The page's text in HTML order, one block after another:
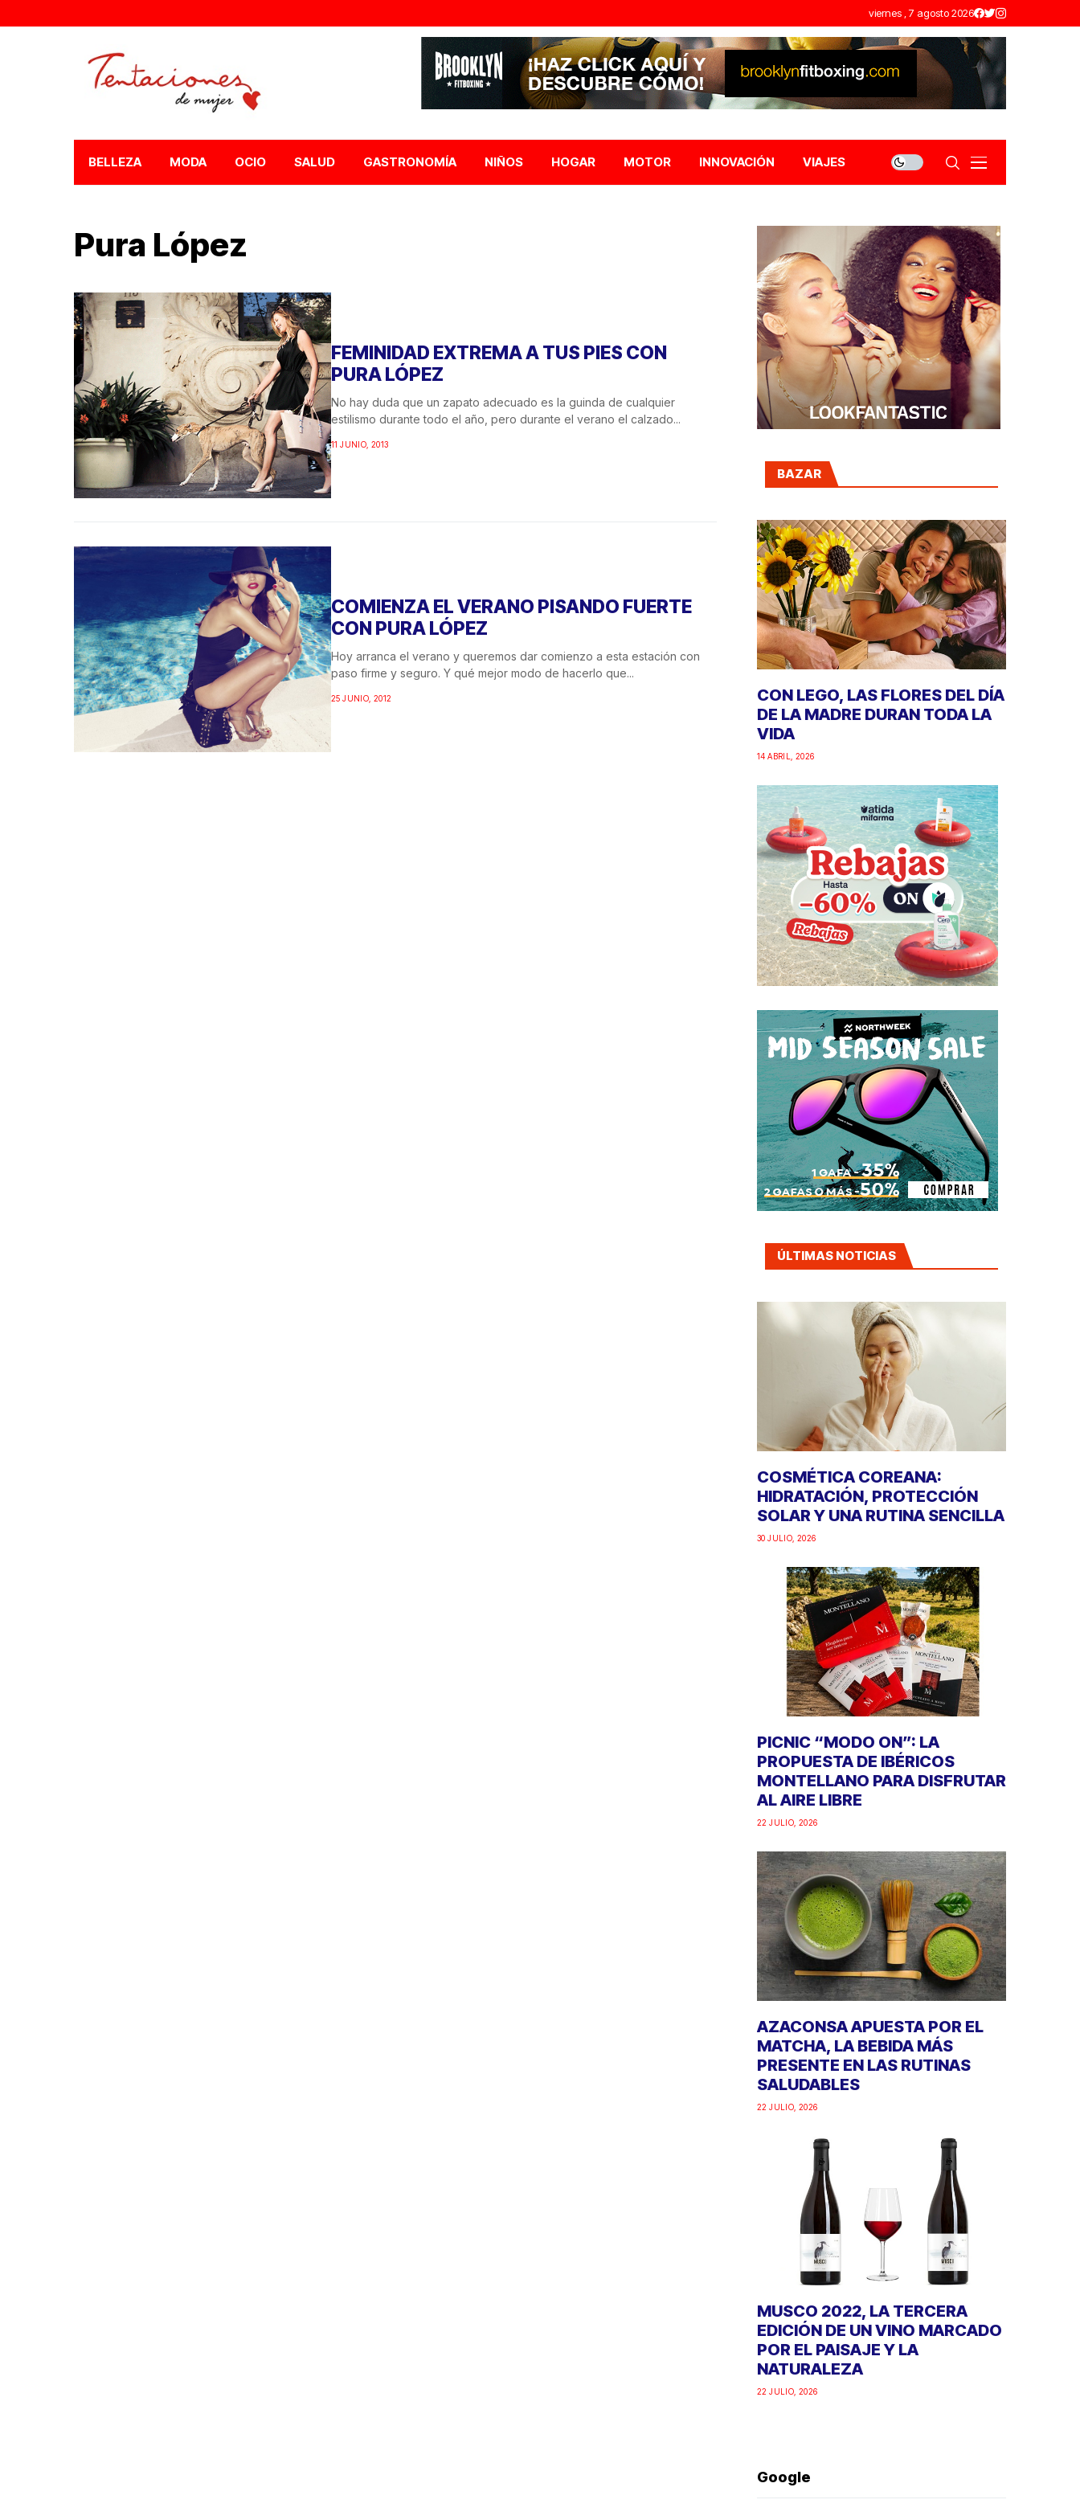
viernes , 7 agosto 2026
BELLEZA MODA OCIO SALUD GASTRONOMÍA NIÑOS HOGAR MOTOR INNOVACIÓN VIAJES
Pura López
FEMINIDAD EXTREMA A TUS PIES CON
PURA LÓPEZ
No hay duda que un zapato adecuado es la guinda de cualquier
estilismo durante todo el año, pero durante el verano el calzado...
11 JUNIO, 2013
COMIENZA EL VERANO PISANDO FUERTE
CON PURA LÓPEZ
Hoy arranca el verano y queremos dar comienzo a esta estación con
paso firme y seguro. Y qué mejor modo de hacerlo que...
25 JUNIO, 2012
BAZAR
CON LEGO, LAS FLORES DEL DÍA
DE LA MADRE DURAN TODA LA
VIDA
14 ABRIL, 2026
ÚLTIMAS NOTICIAS
COSMÉTICA COREANA:
HIDRATACIÓN, PROTECCIÓN
SOLAR Y UNA RUTINA SENCILLA
30 JULIO, 2026
PICNIC “MODO ON”: LA
PROPUESTA DE IBÉRICOS
MONTELLANO PARA DISFRUTAR
AL AIRE LIBRE
22 JULIO, 2026
AZACONSA APUESTA POR EL
MATCHA, LA BEBIDA MÁS
PRESENTE EN LAS RUTINAS
SALUDABLES
22 JULIO, 2026
MUSCO 2022, LA TERCERA
EDICIÓN DE UN VINO MARCADO
POR EL PAISAJE Y LA
NATURALEZA
22 JULIO, 2026
Google